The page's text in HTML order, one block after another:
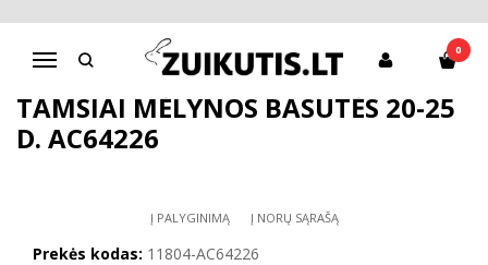
Navigacija
0
Pagrindinis Batai berniukui
D.D.Step batai berniukams
Tamsiai mėlynos basutės 20-25 d. AC64226
TAMSIAI MĖLYNOS BASUTĖS 20-25
D. AC64226
Į PALYGINIMĄ Į NORŲ SĄRAŠĄ
Prekės kodas: 11804-AC64226